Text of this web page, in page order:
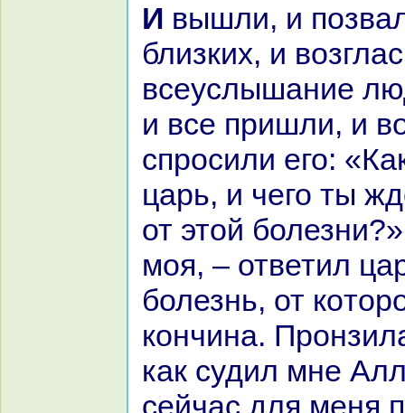
И вышли, и позвали людей
близких, и
всеуслышание
и все пришли, и
спросили его:
царь, и чего ты
от этой
моя, – ответил
болезнь, от
кoнчинa.
как судил мне
сейчас для меня